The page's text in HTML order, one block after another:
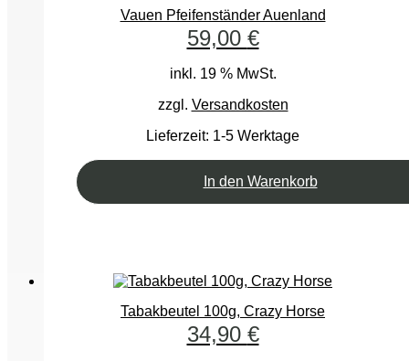
Vauen Pfeifenständer Auenland
59,00 €
inkl. 19 % MwSt.
zzgl. Versandkosten
Lieferzeit: 1-5 Werktage
In den Warenkorb
Tabakbeutel 100g, Crazy Horse
34,90 €